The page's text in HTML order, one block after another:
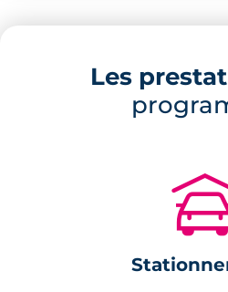
Localisation de la
programme neuf à
prend place à proximité
commune. Toutes les
service postal, mairie et
Description de la
Cette résidence propose
Les